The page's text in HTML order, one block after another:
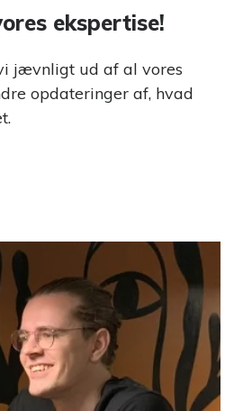
ekspertise!
jævnligt ud af al vores
opdateringer af, hvad